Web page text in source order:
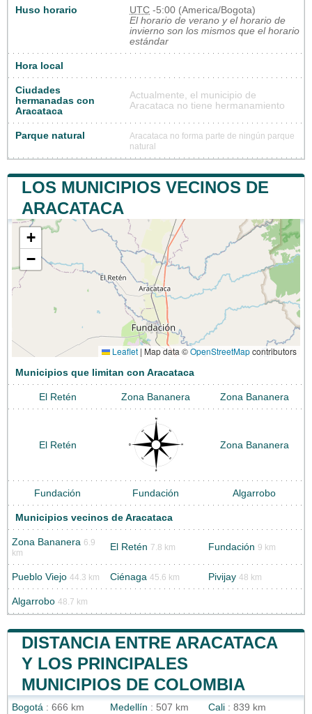
Huso horario UTC -5:00 (America/Bogota)
El horario de verano y el horario de
invierno son los mismos que el horario
estándar
Hora local
Ciudades
hermanadas con
Aracataca
Actualmente, el municipio de
Aracataca no tiene hermanamiento
Parque natural
Aracataca no forma parte de ningún parque
natural
LOS MUNICIPIOS VECINOS DE
ARACATACA
+
−
Leaflet | Map data ©OpenStreetMapcontributors
Municipios que limitan con Aracataca
El Retén Zona Bananera Zona Bananera
El Retén Zona Bananera
Fundación Fundación Algarrobo
Municipios vecinos de Aracataca
Zona Bananera 6.9
km
El Retén 7.8 km Fundación 9 km
Pueblo Viejo 44.3 km Ciénaga 45.6 km Pivijay 48 km
Algarrobo 48.7 km
DISTANCIA ENTRE ARACATACA
Y LOS PRINCIPALES
MUNICIPIOS DE COLOMBIA
Bogotá : 666 km Medellín : 507 km Cali : 839 km